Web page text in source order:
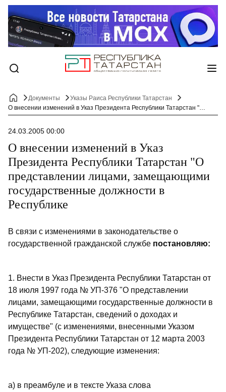
Документы
Указы Раиса Республики Татарстан
О внесении изменений в Указ Президента Республики Татарстан "О представлении лицами, замещающими государственные должности в Республике
24.03.2005 00:00
О внесении изменений в Указ
Президента Республики Татарстан "О
представлении лицами, замещающими
государственные должности в
Республике
В связи с изменениями в законодательстве о
государственной гражданской службе постановляю:
1. Внести в Указ Президента Республики Татарстан от
18 июля 1997 года № УП-376 "О представлении
лицами, замещающими государственные должности в
Республике Татарстан, сведений о доходах и
имуществе" (с изменениями, внесенными Указом
Президента Республики Татарстан от 12 марта 2003
года № УП-202), следующие изменения:
а) в преамбуле и в тексте Указа слова